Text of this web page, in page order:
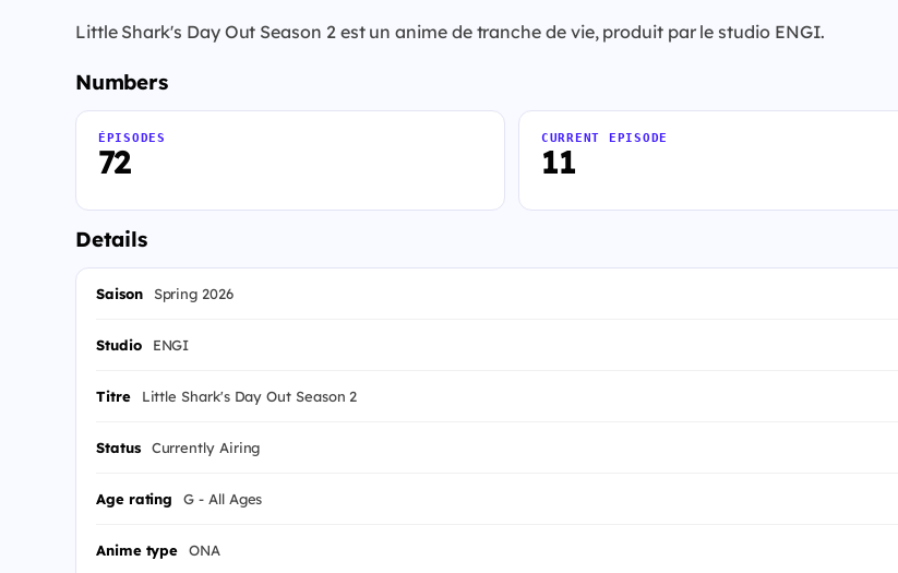
Little Shark's Day Out Season 2 est un anime de tranche de vie, produit par le studio ENGI.
Numbers
72
ÉPISODES
11
CURRENT EPISODE
Details
Saison Spring 2026
Studio ENGI
Titre Little Shark's Day Out Season 2
Status Currently Airing
Age rating G - All Ages
Anime type ONA